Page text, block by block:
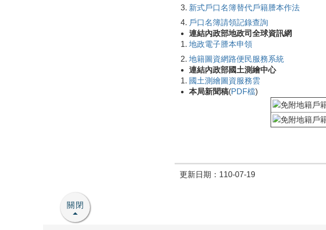
新式戶口名簿替代戶籍謄本作法
戶口名簿請領記錄查詢
連結內政部地政司全球資訊網
地政電子謄本申領
地籍圖資網路便民服務系統
連結內政部國土測繪中心
國土測繪圖資服務雲
本局新聞稿(PDF檔)
更新日期：110-07-19
關閉